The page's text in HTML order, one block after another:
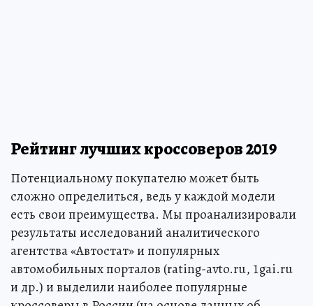
Рейтинг лучших кроссоверов 2019
Потенциальному покупателю может быть
сложно определиться, ведь у каждой модели
есть свои преимущества. Мы проанализировали
результаты исследований аналитического
агентства «Автостат» и популярных
автомобильных порталов (rating-avto.ru, 1gai.ru
и др.) и выделили наиболее популярные